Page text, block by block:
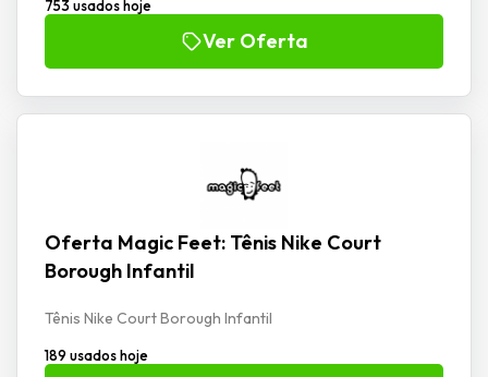
753 usados hoje
Ver Oferta
Oferta Magic Feet: Tênis Nike Court
Borough Infantil
Tênis Nike Court Borough Infantil
189 usados hoje